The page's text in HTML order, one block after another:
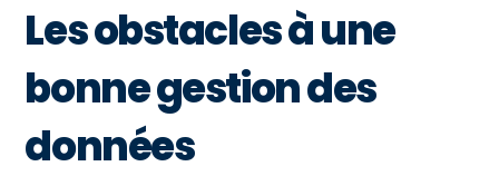
Les obstacles à une
bonne gestion des
données